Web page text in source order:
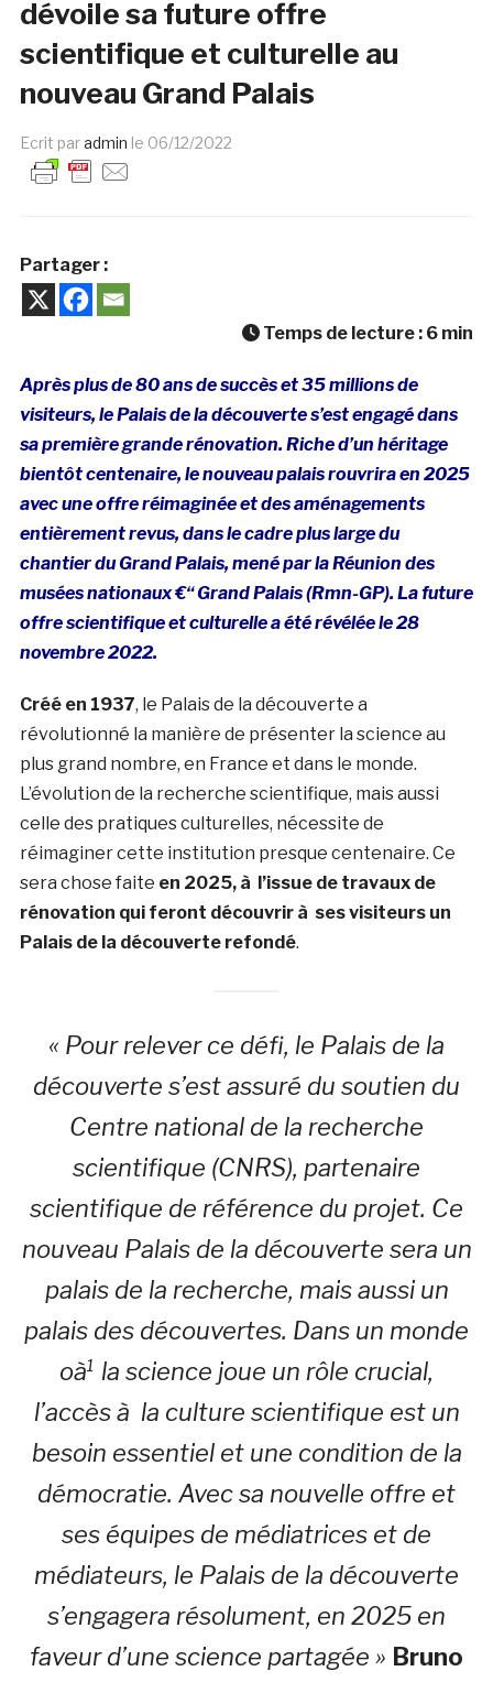
dévoile sa future offre
scientifique et culturelle au
nouveau Grand Palais
Ecrit paradmin le 06/12/2022
Partager :
Temps de lecture : 6 min
Après plus de 80 ans de succès et 35 millions de
visiteurs, le Palais de la découverte s’est engagé dans
sa première grande rénovation. Riche d’un héritage
bientôt centenaire, le nouveau palais rouvrira en 2025
avec une offre réimaginée et des aménagements
entièrement revus, dans le cadre plus large du
chantier du Grand Palais, mené par la Réunion des
musées nationaux €“ Grand Palais (Rmn-GP). La future
offre scientifique et culturelle a été révélée le 28
novembre 2022.
Créé en 1937, le Palais de la découverte a
révolutionné la manière de présenter la science au
plus grand nombre, en France et dans le monde.
L’évolution de la recherche scientifique, mais aussi
celle des pratiques culturelles, nécessite de
réimaginer cette institution presque centenaire. Ce
sera chose faite en 2025, à l’issue de travaux de
rénovation qui feront découvrir à ses visiteurs un
Palais de la découverte refondé.
« Pour relever ce défi, le Palais de la
découverte s’est assuré du soutien du
Centre national de la recherche
scientifique (CNRS), partenaire
scientifique de référence du projet. Ce
nouveau Palais de la découverte sera un
palais de la recherche, mais aussi un
palais des découvertes. Dans un monde
oà¹ la science joue un rôle crucial,
l’accès à la culture scientifique est un
besoin essentiel et une condition de la
démocratie. Avec sa nouvelle offre et
ses équipes de médiatrices et de
médiateurs, le Palais de la découverte
s’engagera résolument, en 2025 en
faveur d’une science partagée » Bruno